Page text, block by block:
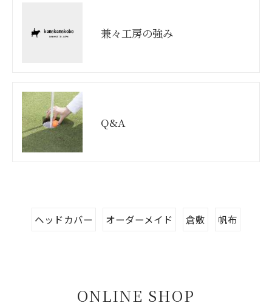
兼々工房の強み
Q&A
ヘッドカバー オーダーメイド 倉敷 帆布
ONLINE SHOP